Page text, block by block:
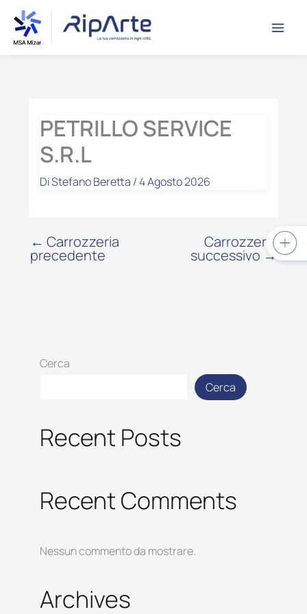
contenuto
contenuto
PETRILLO SERVICE
S.R.L
DiStefano Beretta /4 Agosto 2026
← Carrozzeria
precedente
Carrozzeria
successivo →
Cerca
Cerca
Recent Posts
Recent Comments
Nessun commento da mostrare.
Archives